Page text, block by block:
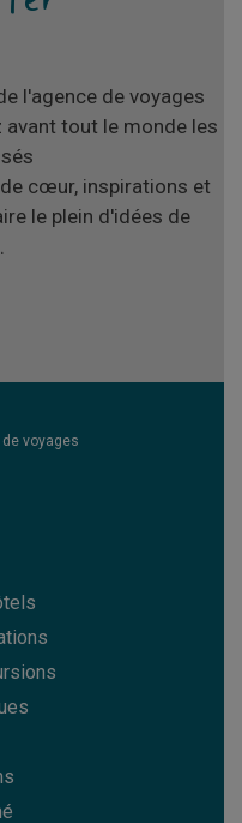
l'agence de voyages
tout le monde les
cœur, inspirations et
le plein d'idées de
voyages